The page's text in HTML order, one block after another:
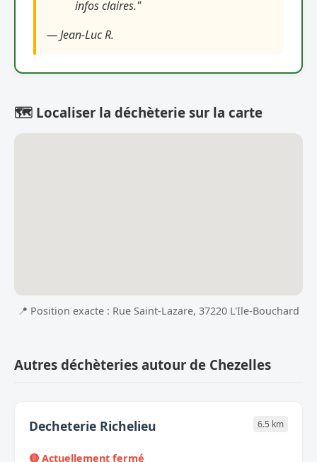
infos claires."
— Jean-Luc R.
🗺️ Localiser la déchèterie sur la carte
📍 Position exacte : Rue Saint-Lazare, 37220 L'Ile-Bouchard
Autres déchèteries autour de Chezelles
Decheterie Richelieu 6.5 km
🔴 Actuellement fermé